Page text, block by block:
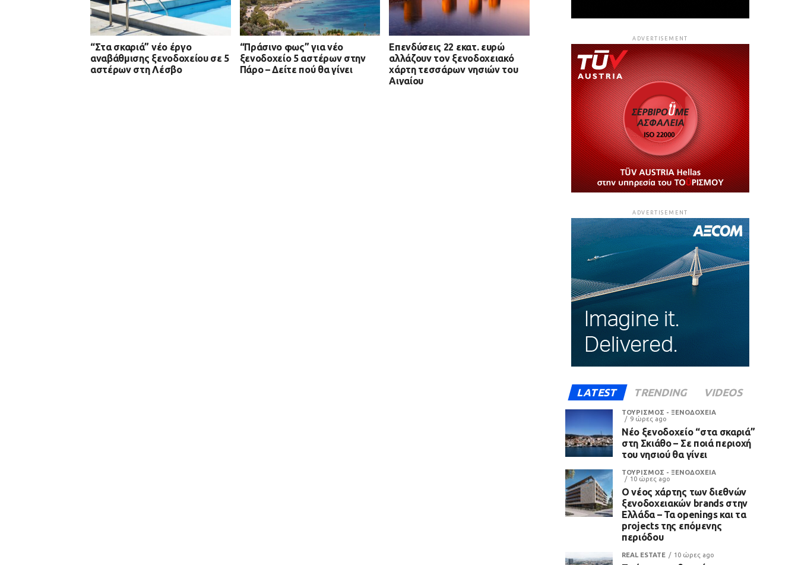
“Στα σκαριά” νέο έργο
αναβάθμισης ξενοδοχείου σε 5
αστέρων στη Λέσβο
“Πράσινο φως” για νέο
ξενοδοχείο 5 αστέρων στην
Πάρο – Δείτε πού θα γίνει
Επενδύσεις 22 εκατ. ευρώ
αλλάζουν τον ξενοδοχειακό
χάρτη τεσσάρων νησιών του
Αιγαίου
ADVERTISEMENT
ADVERTISEMENT
LATEST TRENDING VIDEOS
ΤΟΥΡΙΣΜΟΣ - ΞΕΝΟΔΟΧΕΙΑ
9 ώρες ago
Νέο ξενοδοχείο “στα σκαριά”
στη Σκιάθο – Σε ποιά περιοχή
του νησιού θα γίνει
ΤΟΥΡΙΣΜΟΣ - ΞΕΝΟΔΟΧΕΙΑ
10 ώρες ago
Ο νέος χάρτης των διεθνών
ξενοδοχειακών brands στην
Ελλάδα – Τα openings και τα
projects της επόμενης
περιόδου
REAL ESTATE 10 ώρες ago